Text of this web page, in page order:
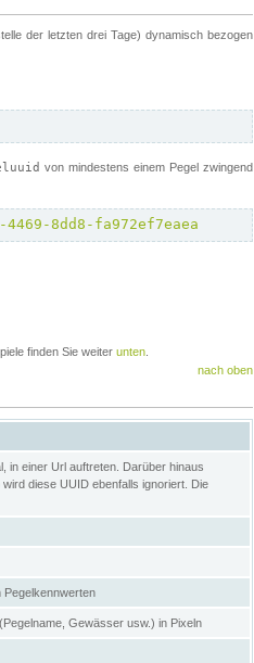
der letzten drei Tage) dynamisch bezogen
von mindestens einem Pegel zwingend
8dd8-fa972ef7eaea
finden Sie weiter unten
nach oben
in einer Url auftreten. Darüber hinaus
diese UUID ebenfalls ignoriert. Die
Pegelkennwerten
Gewässer usw.) in Pixeln